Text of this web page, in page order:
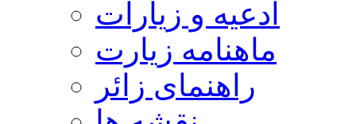
ادعیه و زیارات
ماهنامه زیارت
راهنمای زائر